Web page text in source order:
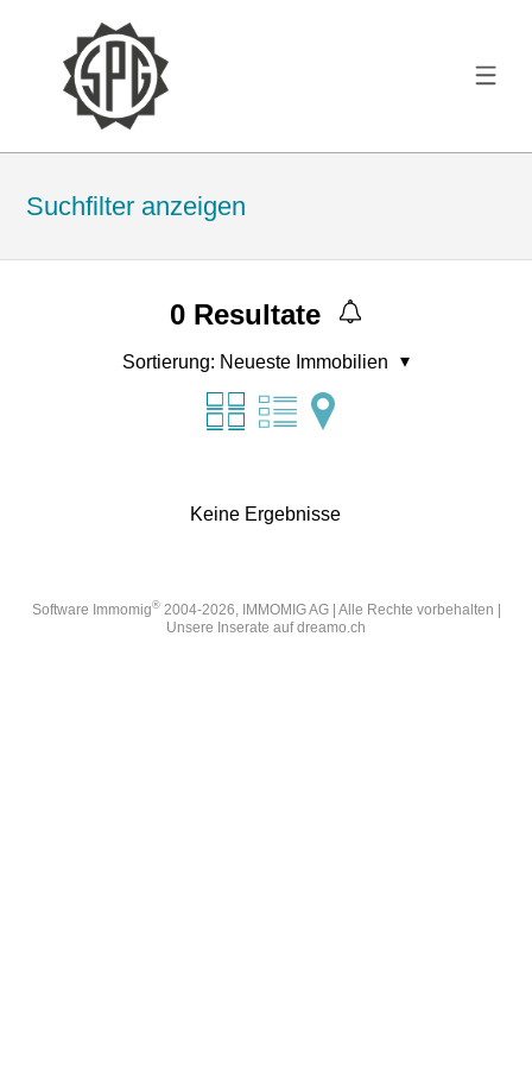
Suchfilter anzeigen
0Resultate
Sortierung: Neueste Immobilien
Keine Ergebnisse
Software Immomig®2004-2026, IMMOMIG AG | Alle Rechte vorbehalten |
Unsere Inserate aufdreamo.ch